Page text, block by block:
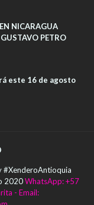
NICARAGUA
PETRO
este 16 de agosto
#XenderoAntioquia
2020WhatsApp: +57
- Email: